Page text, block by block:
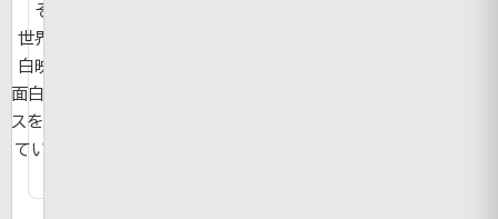
そ！
世界の面
白映像や
面白ニュー
スを紹介し
ています。